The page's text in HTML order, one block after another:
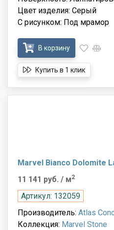
Цвет изделия: Серый
С рисунком: Под мрамор
В корзину
Купить в 1 клик
Marvel Bianco Dolomite
11 141 руб. / м2
Артикул: 132059
Производитель: Atlas
Коллекция: Marvel Stone